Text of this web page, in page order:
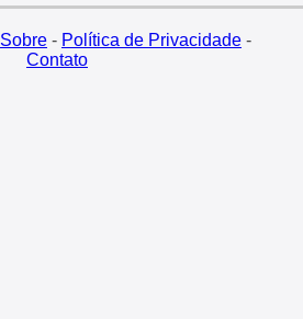
Sobre- Política de Privacidade-
Contato